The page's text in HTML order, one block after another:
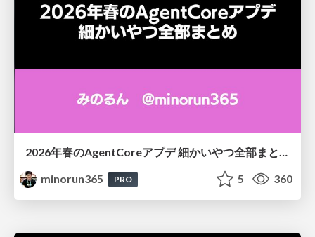
2026年春のAgentCoreアプデ 細かいやつ全部まとめ
minorun365
PRO 5 360